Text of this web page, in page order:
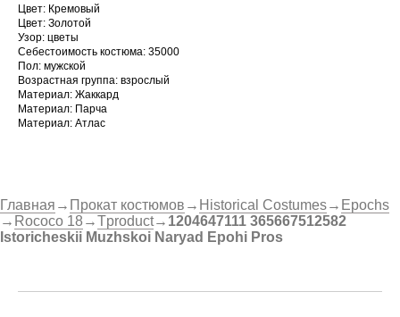
Цвет: Кремовый
Цвет: Золотой
Узор: цветы
Себестоимость костюма: 35000
Пол: мужской
Возрастная группа: взрослый
Материал: Жаккард
Материал: Парча
Материал: Атлас
Главная → Прокат костюмов → Historical Costumes→ Epochs
→ Rococo 18 →Tproduct→ 1204647111 365667512582
Istoricheskii Muzhskoi Naryad Epohi Pros